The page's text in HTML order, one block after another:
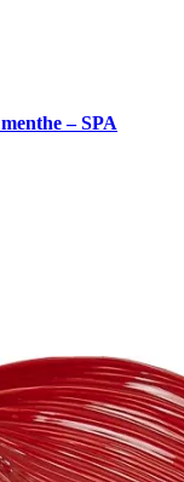
– SPA